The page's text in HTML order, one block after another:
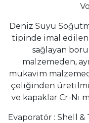
Deniz Suyu
tipinde imal edilen
sağlayan
malzemeden,
mukavim
çeliğinden
ve kapaklar Cr-Ni
Evaporatör : Shell